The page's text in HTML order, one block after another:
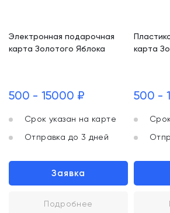
Электронная подарочная
карта Золотого Яблока
500 - 15000 ₽
Срок указан на карте
Отправка до 3 дней
Заявка
Подробнее
карта
500 -